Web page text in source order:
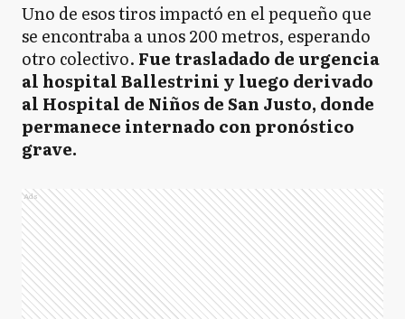
Uno de esos tiros impactó en el pequeño que
se encontraba a unos 200 metros, esperando
otro colectivo. Fue trasladado de urgencia
al hospital Ballestrini y luego derivado
al Hospital de Niños de San Justo, donde
permanece internado con pronóstico
grave.
Ads